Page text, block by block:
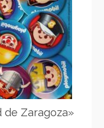
de Zaragoza»